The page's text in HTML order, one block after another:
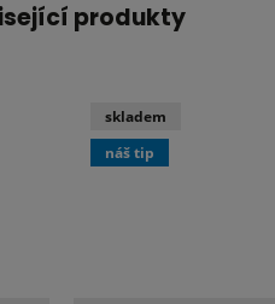
produkty
skladem
náš tip